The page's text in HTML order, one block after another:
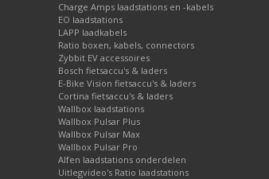
Charge Amps laadstations en -kabels
EO laadstations
LAPP laadkabels
Ratio boxen, kabels, connectors
Zybbit EV accessoires
Bosch fietsaccu's & laders
E-Bike Vision fietsaccu's & laders
Cortina fietsaccu's & laders
Wallbox laadstations
Wallbox Pulsar Plus
Wallbox Pulsar Max
Wallbox Pulsar Pro
Alfen laadstations onderdelen
Uitlegvideo's Ratio laadstations